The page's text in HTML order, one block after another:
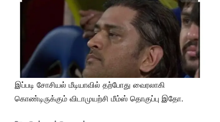
இப்படி சோசியல் மீடியாவில் தற்போது வைரலாகி
கொண்டிருக்கும் விடாமுயற்சி மீம்ஸ் தொகுப்பு இதோ.